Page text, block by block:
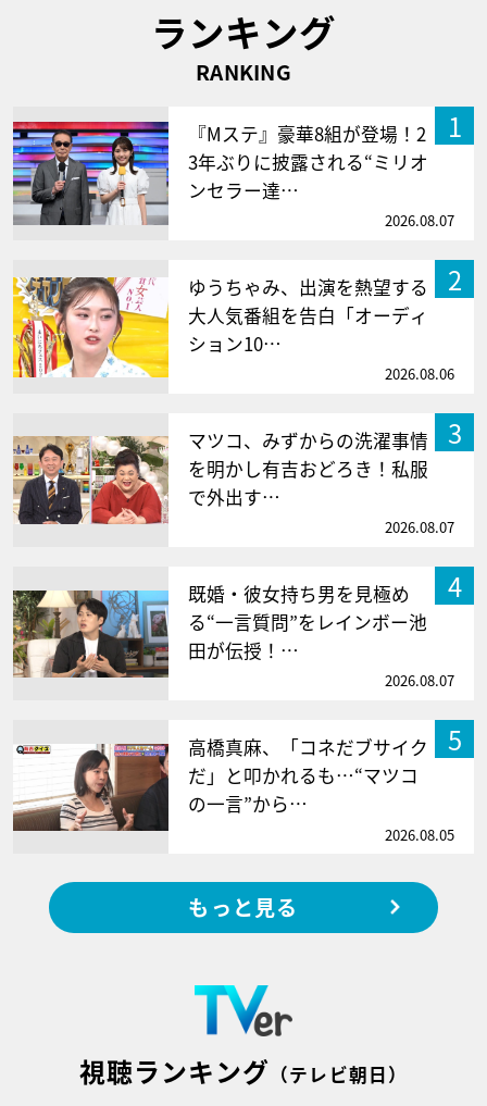
ランキング
RANKING
1
『Mステ』豪華8組が登場！2
3年ぶりに披露される“ミリオ
ンセラー達…
2026.08.07
2
ゆうちゃみ、出演を熱望する
大人気番組を告白「オーディ
ション10…
2026.08.06
3
マツコ、みずからの洗濯事情
を明かし有吉おどろき！私服
で外出す…
2026.08.07
4
既婚・彼女持ち男を見極め
る“一言質問”をレインボー池
田が伝授！…
2026.08.07
5
高橋真麻、「コネだブサイク
だ」と叩かれるも…“マツコ
の一言”から…
2026.08.05
もっと見る
視聴ランキング （テレビ朝日）